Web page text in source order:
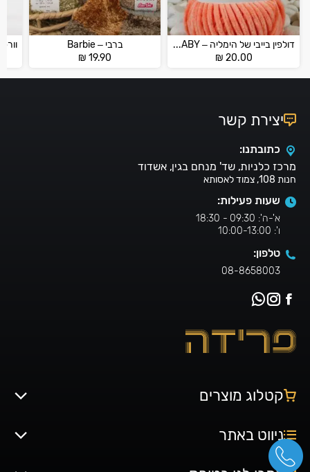
דולפין בייבי של הימליה – HİMALAYA DOLPHİN BABY
₪ 20.00
ברבי – Barbie
₪ 19.90
יצירת קשר
כתובתנו:
מרכז כלניות, שד' מנחם בגין, אשדוד
חנות 108, צמוד לאסותא
שעות פעילות:
א'-ה': 09:30 - 18:30
ו': 10:00-13:00
טלפון:
08-8658003
קטלוג מוצרים
ניווט באתר